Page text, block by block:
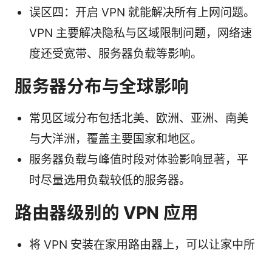
误区四：开启 VPN 就能解决所有上网问题。
VPN 主要解决隐私与区域限制问题，网络速
度还受宽带、服务器负载等影响。
服务器分布与全球影响
常见区域分布包括北美、欧洲、亚洲、南美
与大洋洲，覆盖主要国家和地区。
服务器负载与峰值时段对体验影响显著，平
时尽量选用负载较低的服务器。
路由器级别的 VPN 应用
将 VPN 安装在家用路由器上，可以让家中所